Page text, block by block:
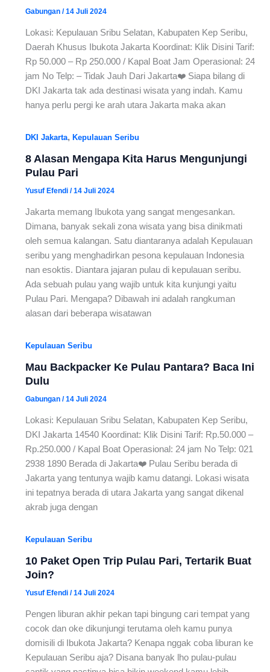
Gabungan /14 Juli 2024
Lokasi: Kepulauan Sribu Selatan, Kabupaten Kep Seribu,
Daerah Khusus Ibukota Jakarta Koordinat: Klik Disini Tarif:
Rp 50.000 – Rp 250.000 / Kapal Boat Jam Operasional: 24
jam No Telp: – Tidak Jauh Dari Jakarta❤️ Siapa bilang di
DKI Jakarta tak ada destinasi wisata yang indah. Kamu
hanya perlu pergi ke arah utara Jakarta maka akan
DKI Jakarta, Kepulauan Seribu
8 Alasan Mengapa Kita Harus Mengunjungi
Pulau Pari
Yusuf Efendi /14 Juli 2024
Jakarta memang Ibukota yang sangat mengesankan.
Dimana, banyak sekali zona wisata yang bisa dinikmati
oleh semua kalangan. Satu diantaranya adalah Kepulauan
seribu yang menghadirkan pesona kepulauan Indonesia
nan esoktis. Diantara jajaran pulau di kepulauan seribu.
Ada sebuah pulau yang wajib untuk kita kunjungi yaitu
Pulau Pari. Mengapa? Dibawah ini adalah rangkuman
alasan dari beberapa wisatawan
Kepulauan Seribu
Mau Backpacker Ke Pulau Pantara? Baca Ini
Dulu
Gabungan /14 Juli 2024
Lokasi: Kepulauan Sribu Selatan, Kabupaten Kep Seribu,
DKI Jakarta 14540 Koordinat: Klik Disini Tarif: Rp.50.000 –
Rp.250.000 / Kapal Boat Operasional: 24 jam No Telp: 021
2938 1890 Berada di Jakarta❤️ Pulau Seribu berada di
Jakarta yang tentunya wajib kamu datangi. Lokasi wisata
ini tepatnya berada di utara Jakarta yang sangat dikenal
akrab juga dengan
Kepulauan Seribu
10 Paket Open Trip Pulau Pari, Tertarik Buat
Join?
Yusuf Efendi /14 Juli 2024
Pengen liburan akhir pekan tapi bingung cari tempat yang
cocok dan oke dikunjungi terutama oleh kamu punya
domisili di Ibukota Jakarta? Kenapa nggak coba liburan ke
Kepulauan Seribu aja? Disana banyak lho pulau-pulau